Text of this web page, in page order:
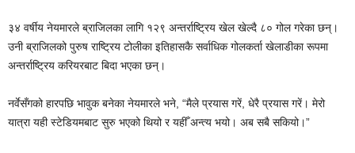
३४ वर्षीय नेयमारले ब्राजिलका लागि १२९ अन्तर्राष्ट्रिय खेल खेल्दै ८० गोल गरेका छन्।
उनी ब्राजिलको पुरुष राष्ट्रिय टोलीका इतिहासकै सर्वाधिक गोलकर्ता खेलाडीका रूपमा
अन्तर्राष्ट्रिय करियरबाट बिदा भएका छन्।
नर्वेसँगको हारपछि भावुक बनेका नेयमारले भने, “मैले प्रयास गरें, धेरै प्रयास गरें। मेरो
यात्रा यही स्टेडियमबाट सुरु भएको थियो र यहीँ अन्त्य भयो। अब सबै सकियो।”